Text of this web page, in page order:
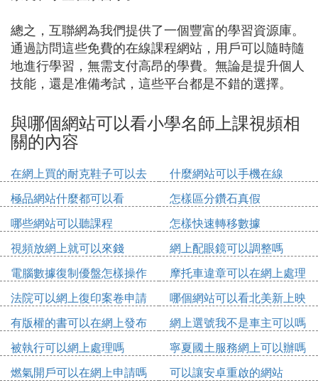
總之，互聯網為我們提供了一個豐富的學習資源庫。
通過訪問這些免費的在線課程網站，用戶可以隨時隨
地進行學習，無需支付高昂的學費。無論是提升個人
技能，還是准備考試，這些平台都是不錯的選擇。
與哪個網站可以看小學名師上課視頻相
關的內容
在網上買的耐克鞋子可以去
實體店維修嗎
什麼網站可以手機在線
極品網站什麼都可以看
怎樣區分鑽石真假
哪些網站可以聽課程
怎樣快速轉移數據
視頻放網上就可以來錢
網上配眼鏡可以調整嗎
電腦數據復制優盤怎樣操作
摩托車違章可以在網上處理
法院可以網上復印案卷申請
書
哪個網站可以看北美新上映
電影
有版權的書可以在網上發布
嗎
網上選號我不是車主可以嗎
被執行可以網上處理嗎
寧夏國土服務網上可以辦嗎
燃氣開戶可以在網上申請嗎
可以讓安卓重啟的網站